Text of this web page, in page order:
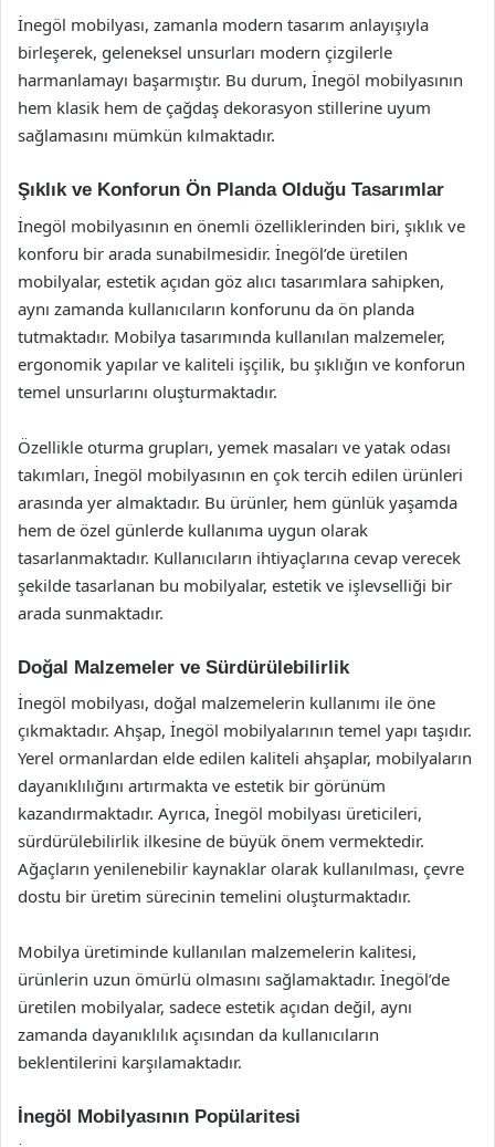
İnegöl mobilyası, zamanla modern tasarım anlayışıyla
birleşerek, geleneksel unsurları modern çizgilerle
harmanlamayı başarmıştır. Bu durum, İnegöl mobilyasının
hem klasik hem de çağdaş dekorasyon stillerine uyum
sağlamasını mümkün kılmaktadır.
Şıklık ve Konforun Ön Planda Olduğu Tasarımlar
İnegöl mobilyasının en önemli özelliklerinden biri, şıklık ve
konforu bir arada sunabilmesidir. İnegöl’de üretilen
mobilyalar, estetik açıdan göz alıcı tasarımlara sahipken,
aynı zamanda kullanıcıların konforunu da ön planda
tutmaktadır. Mobilya tasarımında kullanılan malzemeler,
ergonomik yapılar ve kaliteli işçilik, bu şıklığın ve konforun
temel unsurlarını oluşturmaktadır.
Özellikle oturma grupları, yemek masaları ve yatak odası
takımları, İnegöl mobilyasının en çok tercih edilen ürünleri
arasında yer almaktadır. Bu ürünler, hem günlük yaşamda
hem de özel günlerde kullanıma uygun olarak
tasarlanmaktadır. Kullanıcıların ihtiyaçlarına cevap verecek
şekilde tasarlanan bu mobilyalar, estetik ve işlevselliği bir
arada sunmaktadır.
Doğal Malzemeler ve Sürdürülebilirlik
İnegöl mobilyası, doğal malzemelerin kullanımı ile öne
çıkmaktadır. Ahşap, İnegöl mobilyalarının temel yapı taşıdır.
Yerel ormanlardan elde edilen kaliteli ahşaplar, mobilyaların
dayanıklılığını artırmakta ve estetik bir görünüm
kazandırmaktadır. Ayrıca, İnegöl mobilyası üreticileri,
sürdürülebilirlik ilkesine de büyük önem vermektedir.
Ağaçların yenilenebilir kaynaklar olarak kullanılması, çevre
dostu bir üretim sürecinin temelini oluşturmaktadır.
Mobilya üretiminde kullanılan malzemelerin kalitesi,
ürünlerin uzun ömürlü olmasını sağlamaktadır. İnegöl’de
üretilen mobilyalar, sadece estetik açıdan değil, aynı
zamanda dayanıklılık açısından da kullanıcıların
beklentilerini karşılamaktadır.
İnegöl Mobilyasının Popülaritesi